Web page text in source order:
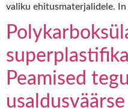
valiku ehitusmaterjalidele.
Peamised